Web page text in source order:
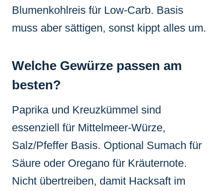
Blumenkohlreis für Low-Carb. Basis
muss aber sättigen, sonst kippt alles um.
Welche Gewürze passen am
besten?
Paprika und Kreuzkümmel sind
essenziell für Mittelmeer-Würze,
Salz/Pfeffer Basis. Optional Sumach für
Säure oder Oregano für Kräuternote.
Nicht übertreiben, damit Hacksaft im